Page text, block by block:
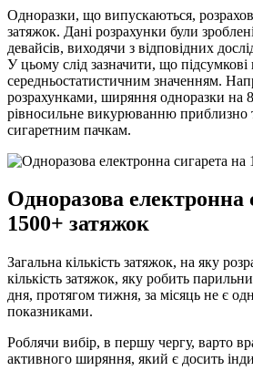
Одноразки, що випускаються,
затяжок. Дані розрахунки були
девайсів, виходячи з відповідних
У цьому слід зазначити, що
середньостатистичним значенням.
розрахунками, ширяння одноразки на
рівносильне викурюванню приблизно
сигаретним пачкам.
Одноразова електронна
1500+ затяжок
Загальна кількість затяжок, на яку
кількість затяжок, яку робить
дня, протягом тижня, за місяць не є
показниками.
Роблячи вибір, в першу чергу, варто
активного ширяння, який є досить